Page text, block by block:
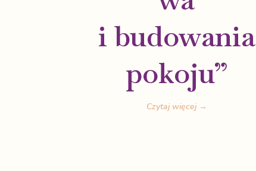
i budowania
pokoju”
Czytaj więcej →